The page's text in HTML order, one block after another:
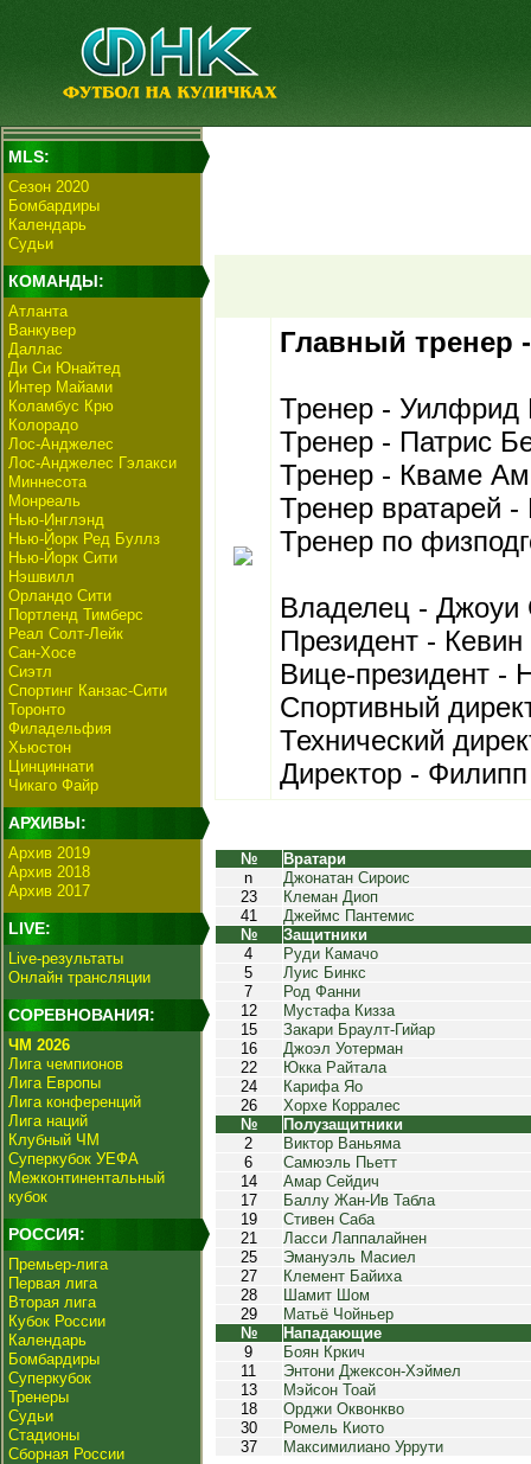
MLS:
Сезон 2020
Бомбардиры
Календарь
Судьи
КОМАНДЫ:
Атланта
Ванкувер
Даллас
Ди Си Юнайтед
Интер Майами
Коламбус Крю
Колорадо
Лос-Анджелес
Лос-Анджелес Гэлакси
Миннесота
Монреаль
Нью-Инглэнд
Нью-Йорк Ред Буллз
Нью-Йорк Сити
Нэшвилл
Орландо Сити
Портленд Тимберс
Реал Солт-Лейк
Сан-Хосе
Сиэтл
Спортинг Канзас-Сити
Торонто
Филадельфия
Хьюстон
Цинциннати
Чикаго Файр
АРХИВЫ:
Архив 2019
Архив 2018
Архив 2017
LIVE:
Live-результаты
Онлайн трансляции
СОРЕВНОВАНИЯ:
ЧМ 2026
Лига чемпионов
Лига Европы
Лига конференций
Лига наций
Клубный ЧМ
Суперкубок УЕФА
Межконтинентальный
кубок
РОССИЯ:
Премьер-лига
Первая лига
Вторая лига
Кубок России
Календарь
Бомбардиры
Суперкубок
Тренеры
Судьи
Стадионы
Сборная России
Главный тренер
Тренер - Уилфрид
Тренер - Патрис
Тренер - Кваме
Тренер вратарей
Тренер по
Владелец - Джоуи
Президент -
Вице-президент -
Спортивный
Технический
Директор -
№
Вратари
n
Джонатан Сироис
23
Клеман Диоп
41
Джеймс Пантемис
№
Защитники
4
Руди Камачо
5
Луис Бинкс
7
Род Фанни
12
Мустафа Кизза
15
Закари Браулт-Гийар
16
Джоэл Уотерман
22
Юкка Райтала
24
Карифа Яо
26
Хорхе Корралес
№
Полузащитники
2
Виктор Ваньяма
6
Самюэль Пьетт
14
Амар Сейдич
17
Баллу Жан-Ив Табла
19
Стивен Саба
21
Ласси Лаппалайнен
25
Эмануэль Масиел
27
Клемент Байиха
28
Шамит Шом
29
Матьё Чойньер
№
Нападающие
9
Боян Кркич
11
Энтони Джексон-Хэймел
13
Мэйсон Тоай
18
Орджи Оквонкво
30
Ромель Киото
37
Максимилиано Уррути